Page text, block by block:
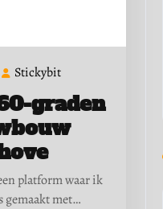
18 Stickybit
graden
platform waar ik
gemaakt met…